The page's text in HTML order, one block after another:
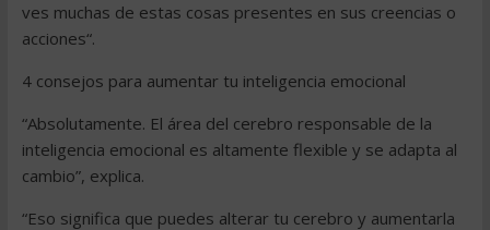
ves muchas de estas cosas presentes en sus creencias o
acciones“.
4 consejos para aumentar tu inteligencia emocional
“Absolutamente. El área del cerebro responsable de la
inteligencia emocional es altamente flexible y se adapta al
cambio”, explica.
“Eso significa que puedes alterar tu cerebro y aumentarla